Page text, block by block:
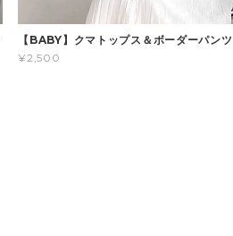
【BABY】クマトップス＆ボーダーパンツ
¥2,500